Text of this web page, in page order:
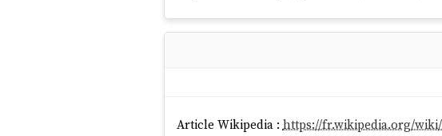
Article Wikipedia : https://fr.wikipedia.org/